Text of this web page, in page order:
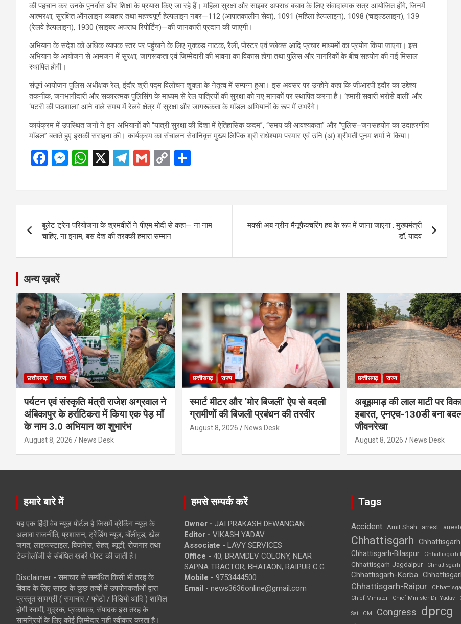
की पहचान कर उनके पुनर्वास और शिक्षा के प्रयास किए जा रहे हैं। महिला सुरक्षा और साइबर अपराध बचाव के लिए संवादात्मक सत्र आयोजित होंगे, जिनमें
आत्मरक्षा, सुरक्षित ऑनलाइन व्यवहार तथा महत्त्वपूर्ण हेल्पलाइन नंबर—112 (आपातकालीन सेवा), 1091 (महिला हेल्पलाइन), 1098 (चाइल्डलाइन), 139
(रेलवे हेल्पलाइन), 1930 (साइबर अपराध रिपोर्टिंग)—की जानकारी प्रदान की जाएगी।
अभियान के संदेश को अधिक व्यापक स्तर पर पहुंचाने के लिए नुक्कड़ नाटक, रैली, पोस्टर एवं फ्लेक्स आदि प्रचार माध्यमों का प्रयोग किया जाएगा। इस
अभियान के आयोजन से आमजन में सुरक्षा, जागरूकता एवं जिम्मेदारी की भावना का विकास होगा तथा पुलिस और नागरिकों के बीच सहयोग की नई मिसाल
स्थापित होगी।
संपूर्ण आयोजन पुलिस अधीक्षक रेल, इंदौर श्री पद्म विलोचन शुक्ला के नेतृत्व में सम्पन्न हुआ। इस अवसर पर उन्होंने कहा कि जीआरपी इंदौर का उद्देश्य
तकनीक, जनभागीदारी और सकारत्मक पुलिसिंग के माध्यम से रेल यात्रियों की सुरक्षा को नए मानकों पर स्थापित करना है। ‘हमारी सवारी भरोसे वाली’ और
‘पटरी की पाठशाला’ आने वाले समय में रेलवे क्षेत्र में सुरक्षा और जागरूकता के मॉडल अभियानों के रूप में उभरेंगे।
कार्यक्रम में उपस्थित जनों ने इन अभियानों को “यात्री सुरक्षा की दिशा में ऐतिहासिक कदम”, “समय की आवश्यकता” और “पुलिस–जनसहयोग का उदाहरणीय
मॉडल” बताते हुए इसकी सराहना की। कार्यक्रम का संचालन सेवानिवृत्त मुख्य लिपिक श्री राधेश्याम परमार एवं उनि (अ) श्रीमती पूनम शर्मा ने किया।
F
ce
o
o
k
M
se
g
er
W
at
A
p
p
X
T
e
a
m
G
ail
C
py
n
k
ar
navigation
बुलेट ट्रेन परियोजना के श्रमवीरों ने पीएम मोदी से कहा— ना नाम
चाहिए, ना इनाम, बस देश की तरक्‍की हमारा सम्मान
मक्सी अब ग्रीन मैनूफैक्चरिंग हब के रूप में जाना जाएगा : मुख्यमंत्री
डॉ. यादव
अन्य ख़बरें
छत्तीसगढ़ राज्य
पर्यटन एवं संस्कृति मंत्री राजेश अग्रवाल ने
अंबिकापुर के हर्राटिकरा में किया एक पेड़ माँ
के नाम 3.0 अभियान का शुभारंभ
August 8, 2026 News Desk
छत्तीसगढ़ राज्य
स्मार्ट मीटर और ‘मोर बिजली’ ऐप से बदली
ग्रामीणों की बिजली प्रबंधन की तस्वीर
August 8, 2026 News Desk
छत्तीसगढ़ राज्य
अबूझमाड़ की लाल माटी पर
इबारत, एनएच-130डी बना
जीवनरेखा
August 8, 2026 News Desk
हमारे बारे में
यह एक हिंदी वेब न्यूज़ पोर्टल है जिसमें ब्रेकिंग न्यूज़ के
अलावा राजनीति, प्रशासन, ट्रेंडिंग न्यूज, बॉलीवुड, खेल
जगत, लाइफस्टाइल, बिजनेस, सेहत, ब्यूटी, रोजगार तथा
टेक्नोलॉजी से संबंधित खबरें पोस्ट की जाती है।
Disclaimer - समाचार से सम्बंधित किसी भी तरह के
विवाद के लिए साइट के कुछ तत्वों में उपयोगकर्ताओं द्वारा
प्रस्तुत सामग्री ( समाचार / फोटो / विडियो आदि ) शामिल
होगी स्वामी, मुद्रक, प्रकाशक, संपादक इस तरह के
सामग्रियों के लिए कोई ज़िम्मेदार नहीं स्वीकार करता है।
हमसे सम्पर्क करें
Owner - JAI PRAKASH DEWANGAN
Editor - VIKASH YADAV
Associate - LAVY SERVICES
Office - 40, BRAMDEV COLONY, NEAR
SAPNA TRACTOR, BHATAON, RAIPUR C.G.
Mobile - 9753444500
Email - news3636online@gmail.com
Tags
Accident Amit Shah arrest
Chhattisgarh
Chhattisgarh-Bilaspur
Chhattisgarh-Jagdalpur
Chhattisgarh-Korba
Chhattisgarh-Raipur
Chief Minister
Chief Minister Dr. Yadav
Sai CM Congress dprcg